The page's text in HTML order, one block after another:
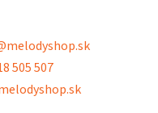
505 507